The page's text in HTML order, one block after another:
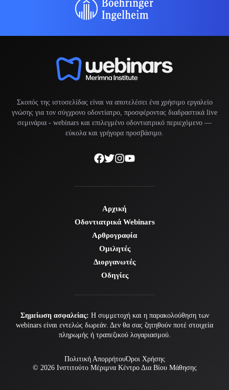
Σκοπός της ιστοσελίδας είναι να αποτελέσει ένα χρήσιμο εργαλείο
γνώσης για τον σύγχρονο οδοντίατρο, προσφέροντας διαδραστικά live
σεμινάρια - webinars και επιλεγμένο οδοντιατρικό περιεχόμενο —
εύκολα και γρήγορα προσβάσιμο.
Αρχική
Οδοντιατρικά Webinars
Αρθρογραφία
Ομιλητές
Διοργανωτές
Οδηγίες
Σημείωση ασφαλείας: Η συμμετοχή και η παρακολούθηση των
webinars είναι εντελώς δωρεάν. Δεν θα σας ζητηθούν ποτέ στοιχεία
πληρωμής ή τραπεζικού λογαριασμού.
© 2026 Ινστιτούτο ΜέριμναΚέντρο Δια Βίου Μάθησης
Πολιτική ΑπορρήτουΌροι Χρήσης